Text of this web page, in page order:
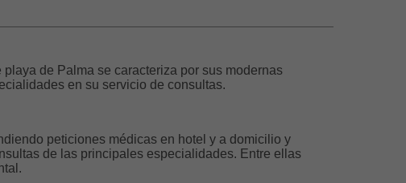
de Palma se caracteriza por sus modernas
en su servicio de consultas.
peticiones médicas en hotel y a domicilio y
de las principales especialidades. Entre ellas